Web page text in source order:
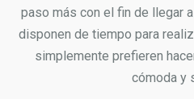
paso más con el fin de llegar
disponen de tiempo para
simplemente prefieren
cómoda y